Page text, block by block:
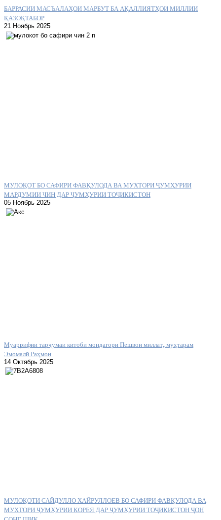
БАРРАСИИ МАСЪАЛАҲОИ МАРБУТ БА АҚАЛЛИЯТҲОИ МИЛЛИИ
ҚАЗОҚТАБОР
21 Ноябрь 2025
МУЛОҚОТ БО САФИРИ ФАВҚУЛОДА ВА МУХТОРИ ҶУМҲУРИИ
МАРДУМИИ ЧИН ДАР ҶУМҲУРИИ ТОҶИКИСТОН
05 Ноябрь 2025
Муаррифии тарҷумаи китоби мондагори Пешвои миллат, муҳтарам
Эмомалӣ Раҳмон
14 Октябрь 2025
МУЛОҚОТИ САЙДУЛЛО ХАЙРУЛЛОЕВ БО САФИРИ ФАВҚУЛОДА ВА
МУХТОРИ ҶУМҲУРИИ КОРЕЯ ДАР ҶУМҲУРИИ ТОҶИКИСТОН ҶОН